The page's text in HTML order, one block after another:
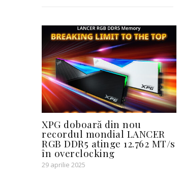
XPG doboară din nou
recordul mondial LANCER
RGB DDR5 atinge 12.762 MT/s
în overclocking
29 aprilie 2025